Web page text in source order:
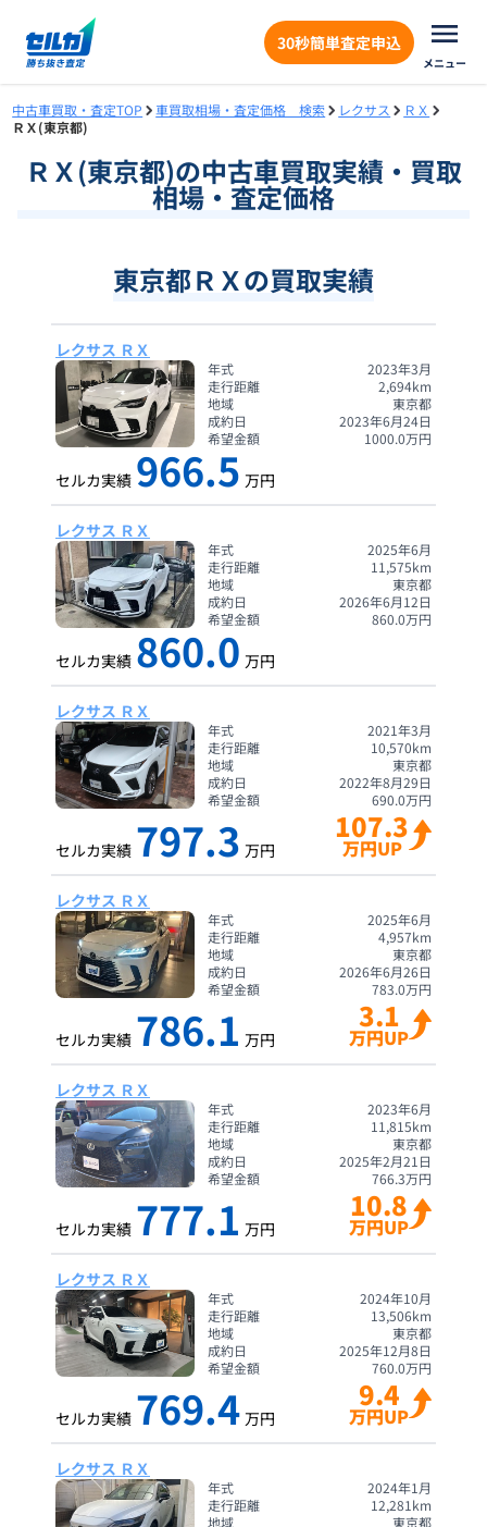
30秒簡単査定申込
メニュー
中古車買取・査定TOP 車買取相場・査定価格 検索 レクサス
ＲＸ
ＲＸ(東京都)
ＲＸ(東京都)の中古車買取実績・買取
相場・査定価格
東京都ＲＸの買取実績
レクサス ＲＸ
年式
2023年3月
走行距離
2,694km
地域
東京都
成約日
2023年6月24日
希望金額
1000.0万円
セルカ実績 966.5 万円
レクサス ＲＸ
年式
2025年6月
走行距離
11,575km
地域
東京都
成約日
2026年6月12日
希望金額
860.0万円
セルカ実績 860.0 万円
レクサス ＲＸ
年式
2021年3月
走行距離
10,570km
地域
東京都
成約日
2022年8月29日
希望金額
690.0万円
セルカ実績 797.3 万円
107.3
万円UP
レクサス ＲＸ
年式
2025年6月
走行距離
4,957km
地域
東京都
成約日
2026年6月26日
希望金額
783.0万円
セルカ実績 786.1 万円
3.1
万円UP
レクサス ＲＸ
年式
2023年6月
走行距離
11,815km
地域
東京都
成約日
2025年2月21日
希望金額
766.3万円
セルカ実績 777.1 万円
10.8
万円UP
レクサス ＲＸ
年式
2024年10月
走行距離
13,506km
地域
東京都
成約日
2025年12月8日
希望金額
760.0万円
セルカ実績 769.4 万円
9.4
万円UP
レクサス ＲＸ
年式
2024年1月
走行距離
12,281 km
地域
東京都